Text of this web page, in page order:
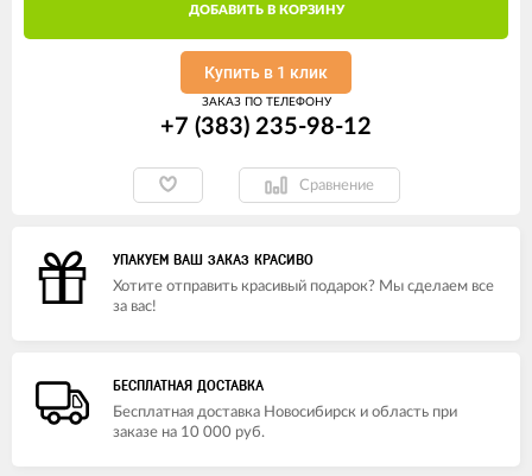
ДОБАВИТЬ В КОРЗИНУ
Купить в 1 клик
ЗАКАЗ ПО ТЕЛЕФОНУ
+7 (383) 235-98-12
Сравнение
УПАКУЕМ ВАШ ЗАКАЗ КРАСИВО
Хотите отправить красивый подарок? Мы сделаем все
за вас!
БЕСПЛАТНАЯ ДОСТАВКА
Бесплатная доставка Новосибирск и область при
заказе на 10 000 руб.